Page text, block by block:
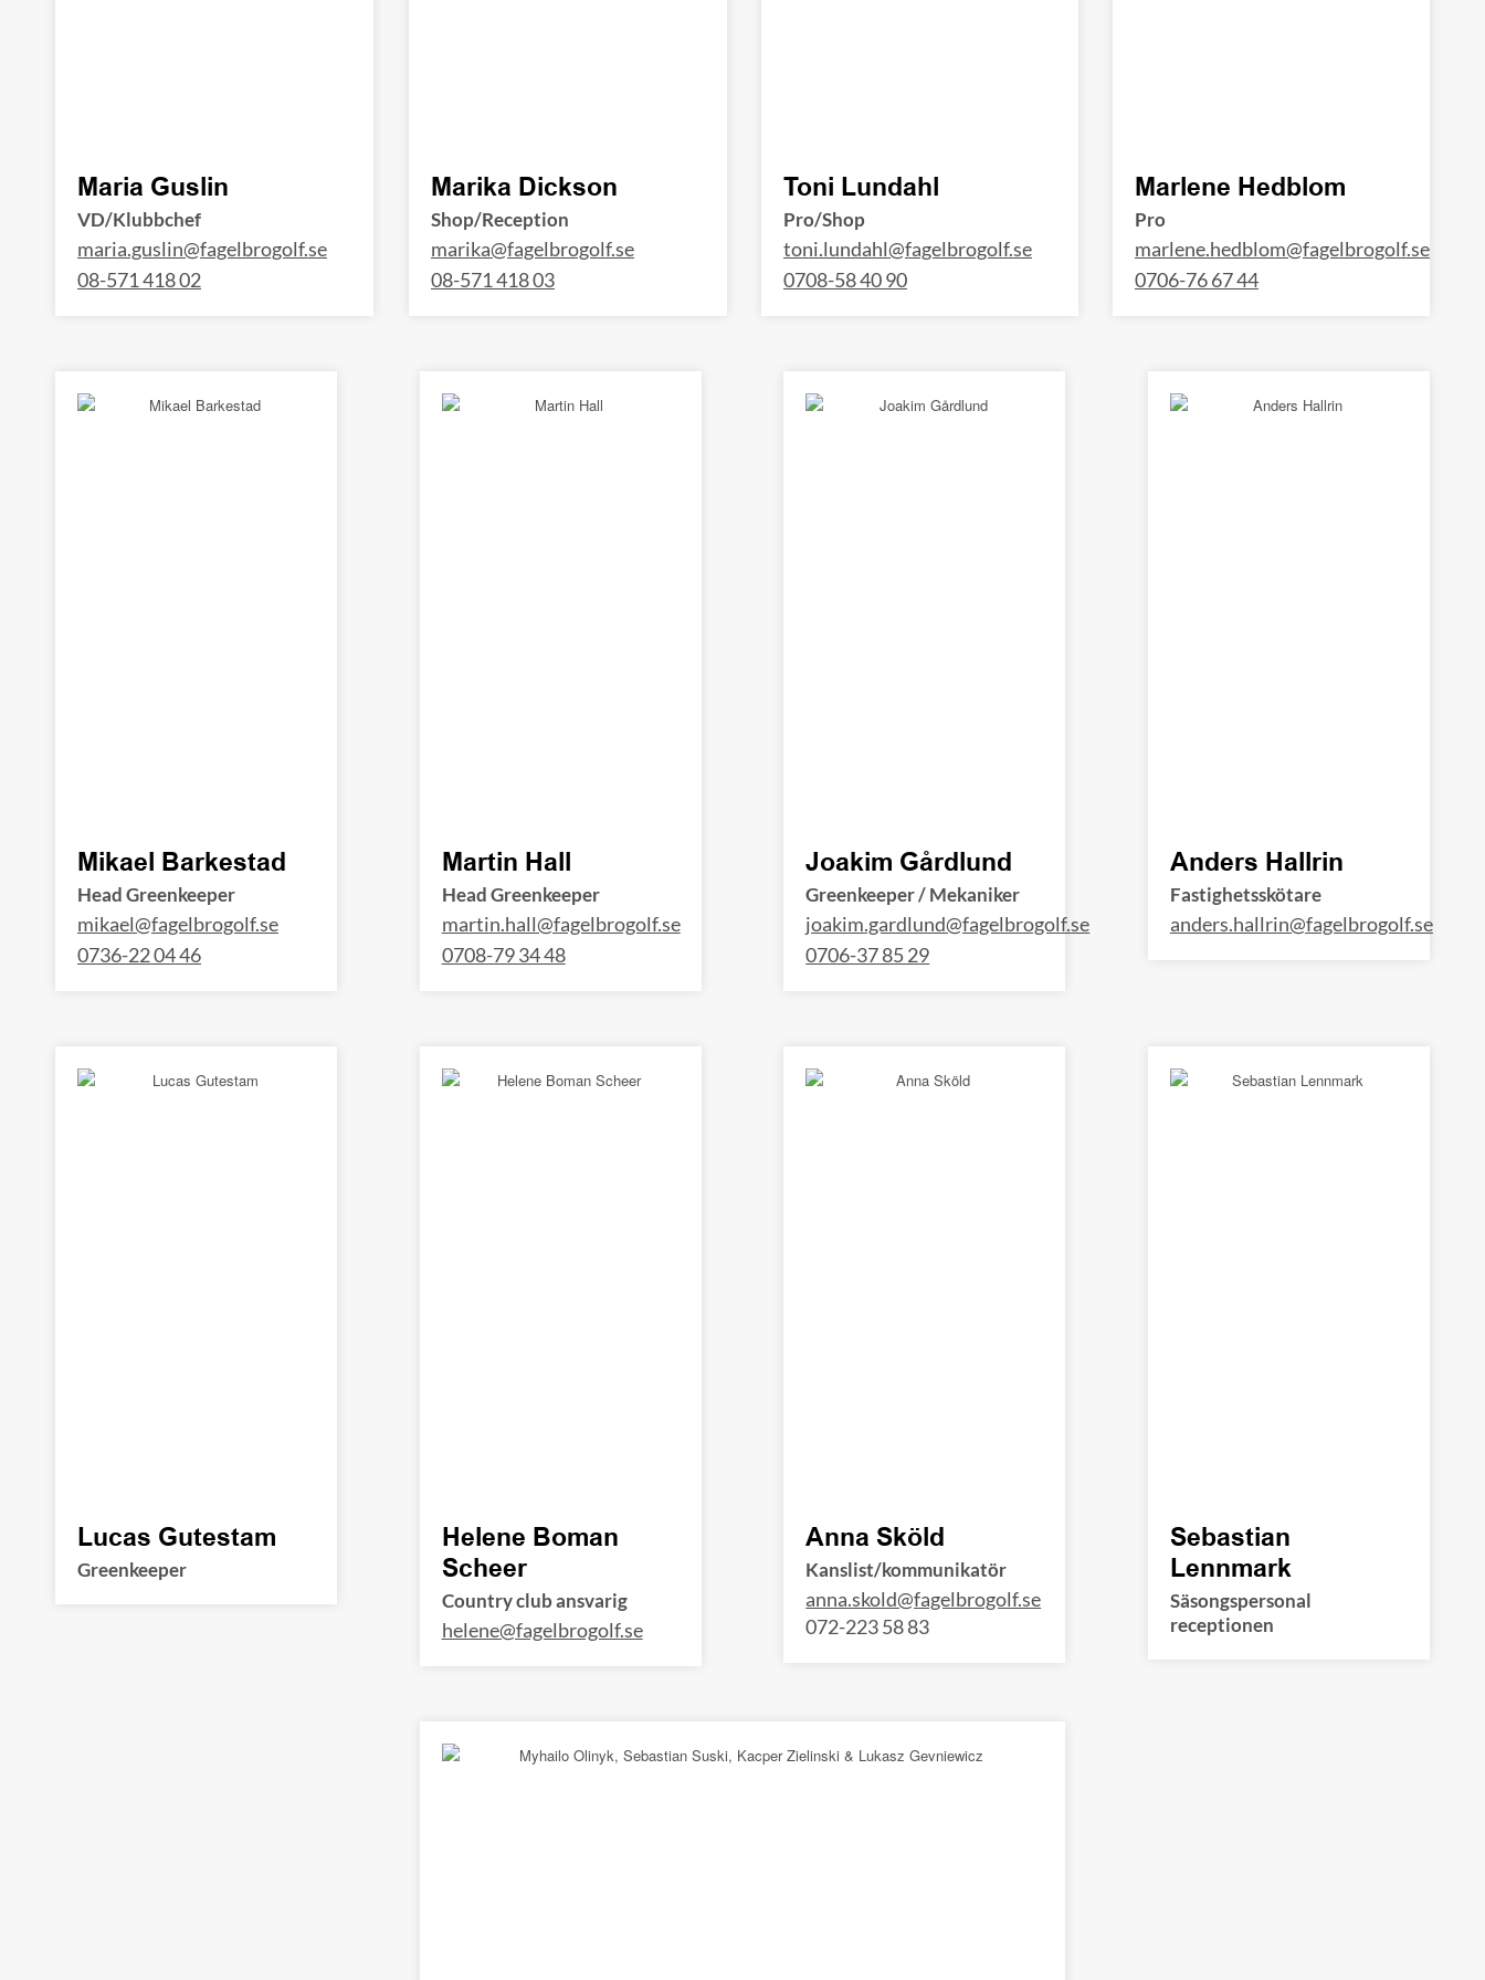
Maria Guslin
VD/Klubbchef
maria.guslin@fagelbrogolf.se
08-571 418 02
Marika Dickson
Shop/Reception
marika@fagelbrogolf.se
08-571 418 03
Toni Lundahl
Pro/Shop
toni.lundahl@fagelbrogolf.se
0708-58 40 90
Marlene Hedblom
Pro
marlene.hedblom@fagelbrogolf.se
0706-76 67 44
Mikael Barkestad
Head Greenkeeper
mikael@fagelbrogolf.se
0736-22 04 46
Martin Hall
Head Greenkeeper
martin.hall@fagelbrogolf.se
0708-79 34 48
Joakim Gårdlund
Greenkeeper / Mekaniker
joakim.gardlund@fagelbrogolf.se
0706-37 85 29
Anders Hallrin
Fastighetsskötare
anders.hallrin@fagelbrogolf.se
Lucas Gutestam
Greenkeeper
Helene Boman
Scheer
Country club ansvarig
helene@fagelbrogolf.se
Anna Sköld
Kanslist/kommunikatör
anna.skold@fagelbrogolf.se
072-223 58 83
Sebastian
Lennmark
Säsongspersonal
receptionen